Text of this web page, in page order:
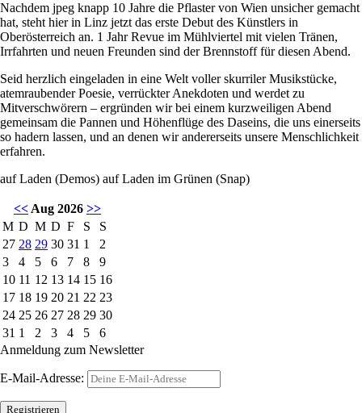
Nachdem jpeg knapp 10 Jahre die Pflaster von Wien unsicher gemacht
hat, steht hier in Linz jetzt das erste Debut des Künstlers in
Oberösterreich an. 1 Jahr Revue im Mühlviertel mit vielen Tränen,
Irrfahrten und neuen Freunden sind der Brennstoff für diesen Abend.
Seid herzlich eingeladen in eine Welt voller skurriler Musikstücke,
atemraubender Poesie, verrückter Anekdoten und werdet zu
Mitverschwörern – ergründen wir bei einem kurzweiligen Abend
gemeinsam die Pannen und Höhenflüge des Daseins, die uns einerseits
so hadern lassen, und an denen wir andererseits unsere Menschlichkeit
erfahren.
auf Laden (Demos) auf Laden im Grünen (Snap)
<< Aug 2026 >>
M D M D F S
S
27 28 29 30 31 1
2
3
4 5 6 7 8
9
10 11 12 13 14 15 16
17 18 19 20 21 22 23
24 25 26 27 28 29 30
31 1 2 3 4 5
6
Anmeldung zum Newsletter
E-Mail-Adresse: